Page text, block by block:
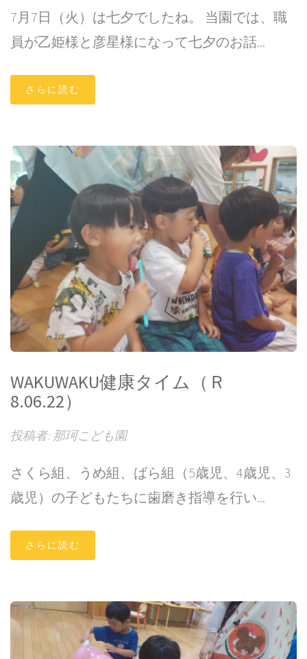
7月7日（火）は七夕でしたね。 当園では、職
員が乙姫様と彦星様になって七夕のお話...
さらに読む
WAKUWAKU健康タイム（Ｒ
8.06.22）
投稿者: 那珂こども園
さくら組、うめ組、ばら組（5歳児、4歳児、3
歳児）の子どもたちに歯磨き指導を行い...
さらに読む